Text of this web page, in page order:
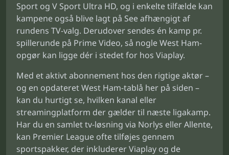
Sport og V Sport Ultra HD, og i enkelte tilfælde kan
kampene også blive lagt på See afhængigt af
rundens TV-valg. Derudover sendes én kamp pr.
spillerunde på Prime Video, så nogle West Ham-
opgør kan ligge dér i stedet for hos Viaplay.
Med et aktivt abonnement hos den rigtige aktør –
og en opdateret West Ham-tablå her på siden –
kan du hurtigt se, hvilken kanal eller
streamingplatform der gælder til næste ligakamp.
Har du en samlet tv-løsning via Norlys eller Allente,
kan Premier League ofte tilføjes gennem
sportspakker, der inkluderer Viaplay og de